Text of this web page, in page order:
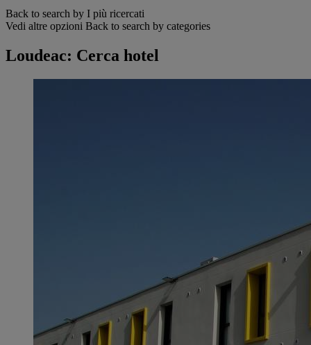
Back to search by I più ricercati
Vedi altre opzioni Back to search by categories
Loudeac: Cerca hotel